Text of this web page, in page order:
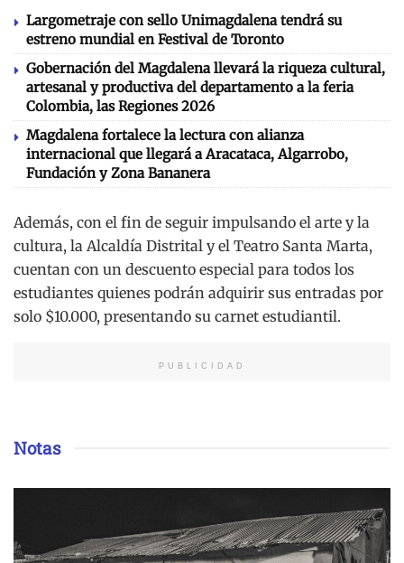
Largometraje con sello Unimagdalena tendrá su
estreno mundial en Festival de Toronto
Gobernación del Magdalena llevará la riqueza cultural,
artesanal y productiva del departamento a la feria
Colombia, las Regiones 2026
Magdalena fortalece la lectura con alianza
internacional que llegará a Aracataca, Algarrobo,
Fundación y Zona Bananera
Además, con el fin de seguir impulsando el arte y la
cultura, la Alcaldía Distrital y el Teatro Santa Marta,
cuentan con un descuento especial para todos los
estudiantes quienes podrán adquirir sus entradas por
solo $10.000, presentando su carnet estudiantil.
PUBLICIDAD
Notas